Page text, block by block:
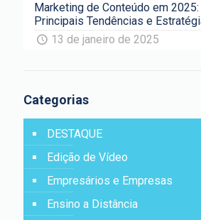
Marketing de Conteúdo em 2025:
Principais Tendências e
13 de janeiro de 2025
Categorias
DESTAQUE
Edição de Vídeo
Empresários e Empresas
Ensino a Distância